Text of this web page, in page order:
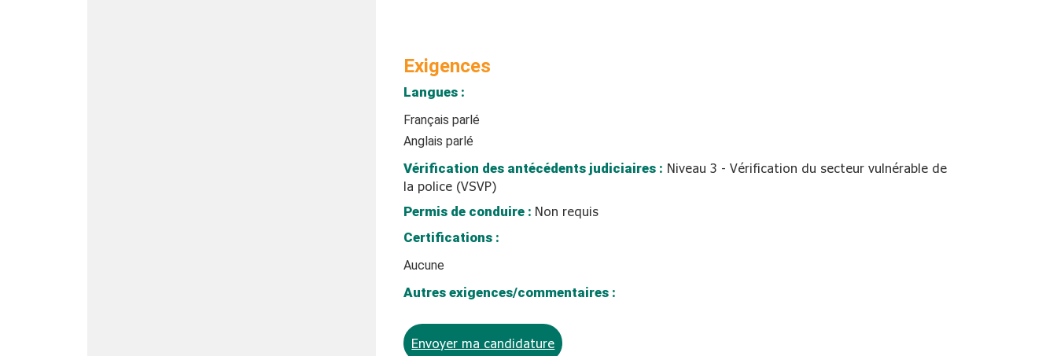
Exigences
Langues :
Français parlé
Anglais parlé
Vérification des antécédents judiciaires : Niveau 3 - Vérification du secteur vulnérable de
la police (VSVP)
Permis de conduire : Non requis
Certifications :
Aucune
Autres exigences/commentaires :
Envoyer ma candidature